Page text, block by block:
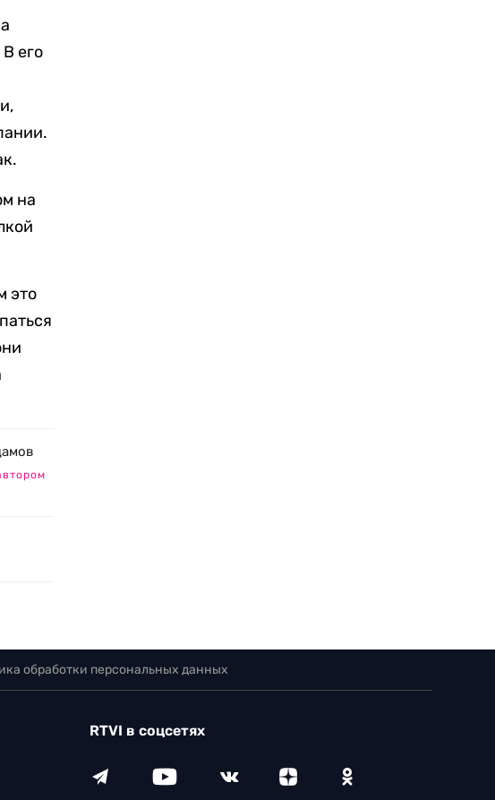
его
на
это
обработки персональных данных
RTVI в соцсетях